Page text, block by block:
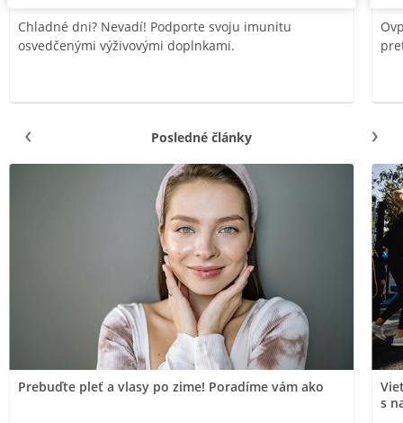
Chladné dni? Nevadí! Podporte svoju imunitu
osvedčenými výživovými doplnkami.
Posledné články
Prebuďte pleť a vlasy po zime! Poradíme vám ako
s